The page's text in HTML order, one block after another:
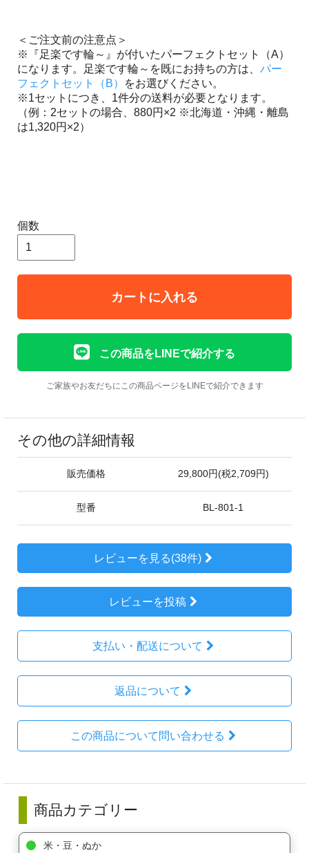
＜ご注文前の注意点＞
※『足楽です輪～』が付いたパーフェクトセット（A）
になります。足楽です輪～を既にお持ちの方は、 パー
フェクトセット（B）
をお選びください。
※1セットにつき、1件分の送料が必要となります。
（例：2セットの場合、880円×2 ※北海道・沖縄・離島
は1,320円×2）
個数
カートに入れる
この商品をLINEで紹介する
ご家族やお友だちにこの商品ページをLINEで紹介できます
その他の詳細情報
販売価格 29,800円(税2,709円)
型番 BL-801-1
レビューを見る(38件)
レビューを投稿
支払い・配送について
返品について
この商品について問い合わせる
商品カテゴリー
米・豆・ぬか